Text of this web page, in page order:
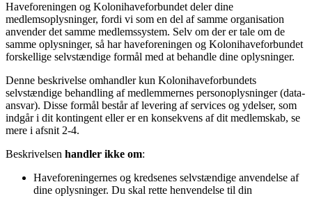
Haveforeningen og Kolonihaveforbundet deler dine
medlemsoplysninger, fordi vi som en del af samme organisation
anvender det samme medlemssystem. Selv om der er tale om de
samme oplysninger, så har haveforeningen og Kolonihaveforbundet
forskellige selvstændige formål med at behandle dine oplysninger.
Denne beskrivelse omhandler kun Kolonihaveforbundets
selvstændige behandling af medlemmernes personoplysninger (data-
ansvar). Disse formål består af levering af services og ydelser, som
indgår i dit kontingent eller er en konsekvens af dit medlemskab, se
mere i afsnit 2-4.
Beskrivelsen handler ikke om:
Haveforeningernes og kredsenes selvstændige anvendelse af
dine oplysninger. Du skal rette henvendelse til din